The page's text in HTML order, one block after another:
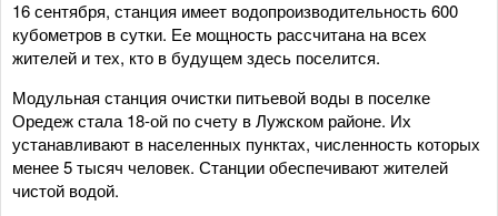
16 сентября, станция имеет водопроизводительность 600
кубометров в сутки. Ее мощность рассчитана на всех
жителей и тех, кто в будущем здесь поселится.
Модульная станция очистки питьевой воды в поселке
Оредеж стала 18-ой по счету в Лужском районе. Их
устанавливают в населенных пунктах, численность которых
менее 5 тысяч человек. Станции обеспечивают жителей
чистой водой.